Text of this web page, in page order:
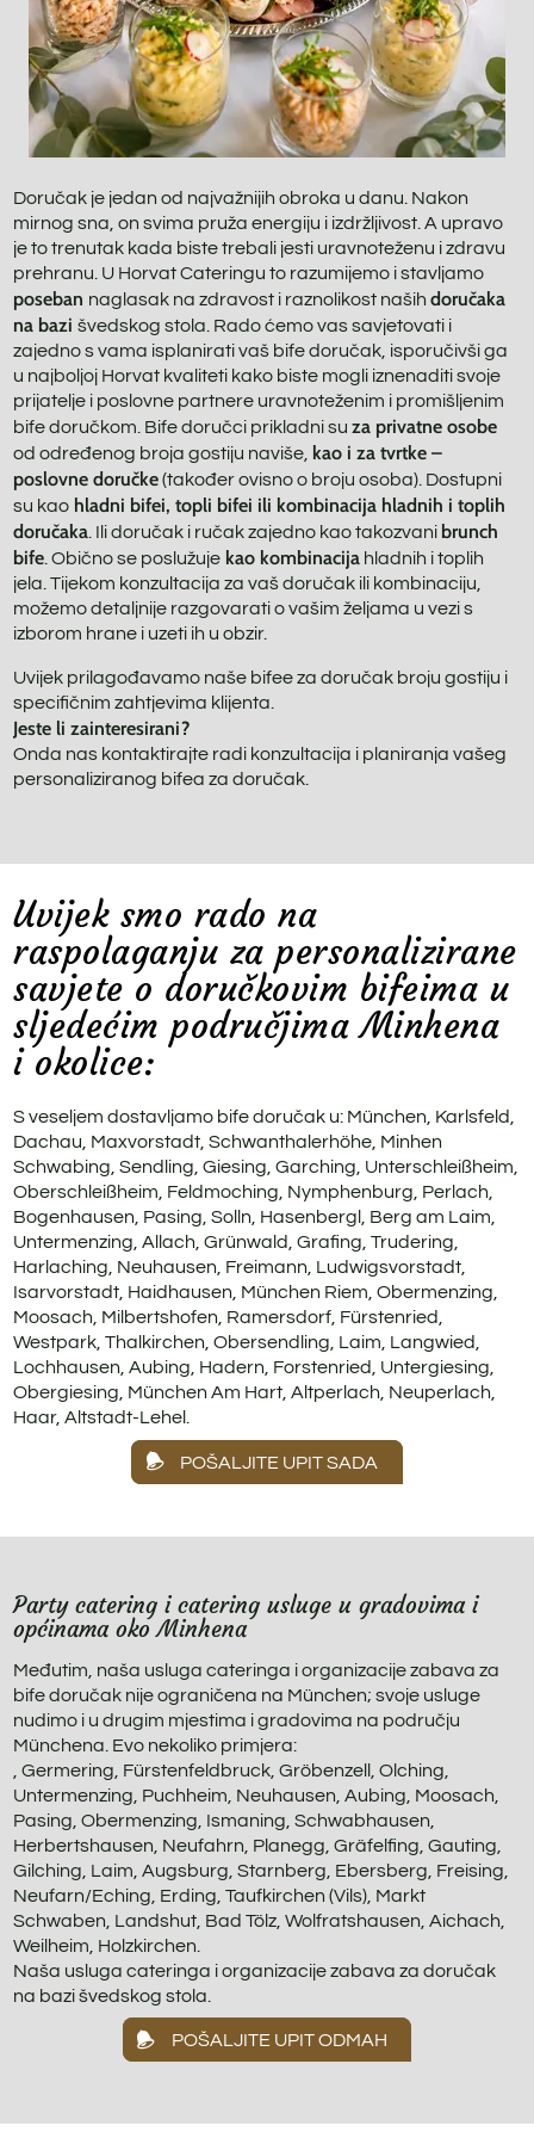
Doručak je jedan od najvažnijih obroka u danu. Nakon
mirnog sna, on svima pruža energiju i izdržljivost. A upravo
je to trenutak kada biste trebali jesti uravnoteženu i zdravu
prehranu. U Horvat Cateringu to razumijemo i stavljamo
poseban naglasak na zdravost i raznolikost našihdoručaka
na bazišvedskog stola. Rado ćemo vas savjetovati i
zajedno s vama isplanirati vaš bife doručak, isporučivši ga
u najboljoj Horvat kvaliteti kako biste mogli iznenaditi svoje
prijatelje i poslovne partnere uravnoteženim i promišljenim
bife doručkom. Bife doručci prikladni suza privatne osobe
od određenog broja gostiju naviše, kao i za tvrtke –
poslovne doručke(također ovisno o broju osoba). Dostupni
su kao hladni bifei, topli bifei ili kombinacija hladnih i toplih
doručaka. Ili doručak i ručak zajedno kao takozvani brunch
bife. Obično se poslužuje kao kombinacija hladnih i toplih
jela. Tijekom konzultacija za vaš doručak ili kombinaciju,
možemo detaljnije razgovarati o vašim željama u vezi s
izborom hrane i uzeti ih u obzir.
Uvijek prilagođavamo naše bifee za doručak broju gostiju i
specifičnim zahtjevima klijenta.
Jeste li zainteresirani?
Onda nas kontaktirajte radi konzultacija i planiranja vašeg
personaliziranog bifea za doručak.
Uvijek smo rado na
raspolaganju za personalizirane
savjete o doručkovim bifeima u
sljedećim područjima Minhena
i okolice:
S veseljem dostavljamo bife doručak u: München, Karlsfeld,
Dachau, Maxvorstadt, Schwanthalerhöhe, Minhen
Schwabing, Sendling, Giesing, Garching, Unterschleißheim,
Oberschleißheim, Feldmoching, Nymphenburg, Perlach,
Bogenhausen, Pasing, Solln, Hasenbergl, Berg am Laim,
Untermenzing, Allach, Grünwald, Grafing, Trudering,
Harlaching, Neuhausen, Freimann, Ludwigsvorstadt,
Isarvorstadt, Haidhausen, München Riem, Obermenzing,
Moosach, Milbertshofen, Ramersdorf, Fürstenried,
Westpark, Thalkirchen, Obersendling, Laim, Langwied,
Lochhausen, Aubing, Hadern, Forstenried, Untergiesing,
Obergiesing, München Am Hart, Altperlach, Neuperlach,
Haar, Altstadt-Lehel.
POŠALJITE UPIT SADA
Party catering i catering usluge u gradovima i
općinama oko Minhena
Međutim, naša usluga cateringa i organizacije zabava za
bife doručak nije ograničena na München; svoje usluge
nudimo i u drugim mjestima i gradovima na području
Münchena. Evo nekoliko primjera:
, Germering, Fürstenfeldbruck, Gröbenzell, Olching,
Untermenzing, Puchheim, Neuhausen, Aubing, Moosach,
Pasing, Obermenzing, Ismaning, Schwabhausen,
Herbertshausen, Neufahrn, Planegg, Gräfelfing, Gauting,
Gilching, Laim, Augsburg, Starnberg, Ebersberg, Freising,
Neufarn/Eching, Erding, Taufkirchen (Vils), Markt
Schwaben, Landshut, Bad Tölz, Wolfratshausen, Aichach,
Weilheim, Holzkirchen.
Naša usluga cateringa i organizacije zabava za doručak
na bazi švedskog stola.
POŠALJITE UPIT ODMAH